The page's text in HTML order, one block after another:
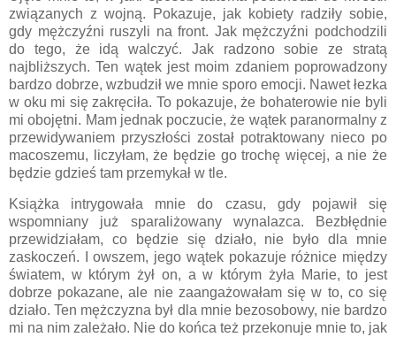
związanych z wojną. Pokazuje, jak kobiety radziły sobie,
gdy mężczyźni ruszyli na front. Jak mężczyźni podchodzili
do tego, że idą walczyć. Jak radzono sobie ze stratą
najbliższych. Ten wątek jest moim zdaniem poprowadzony
bardzo dobrze, wzbudził we mnie sporo emocji. Nawet łezka
w oku mi się zakręciła. To pokazuje, że bohaterowie nie byli
mi obojętni. Mam jednak poczucie, że wątek paranormalny z
przewidywaniem przyszłości został potraktowany nieco po
macoszemu, liczyłam, że będzie go trochę więcej, a nie że
będzie gdzieś tam przemykał w tle.
Książka intrygowała mnie do czasu, gdy pojawił się
wspomniany już sparaliżowany wynalazca. Bezbłędnie
przewidziałam, co będzie się działo, nie było dla mnie
zaskoczeń. I owszem, jego wątek pokazuje różnice między
światem, w którym żył on, a w którym żyła Marie, to jest
dobrze pokazane, ale nie zaangażowałam się w to, co się
działo. Ten mężczyzna był dla mnie bezosobowy, nie bardzo
mi na nim zależało. Nie do końca też przekonuje mnie to, jak